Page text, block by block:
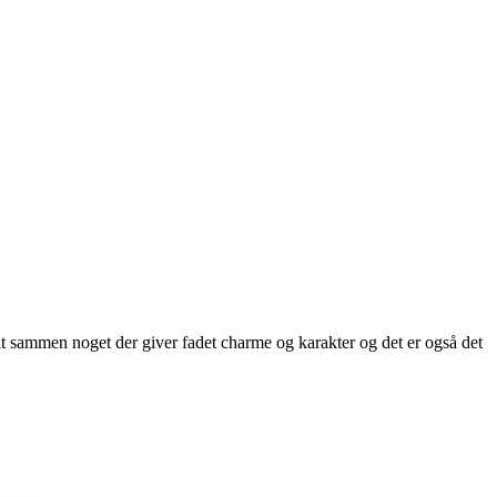
noget der giver fadet charme og karakter og det er også det